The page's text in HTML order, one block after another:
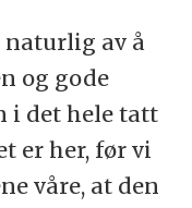
av å
og gode
i det hele tatt
er her, før vi
våre, at den